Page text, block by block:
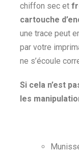
chiffon sec et
cartouche
une trace peut
par votre
ne s’écoule
Si cela n’est
les